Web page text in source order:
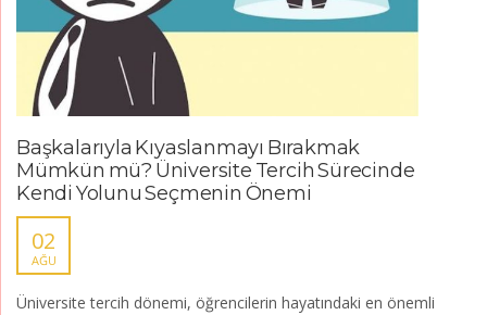
Başkalarıyla Kıyaslanmayı Bırakmak
Mümkün mü? Üniversite Tercih Sürecinde
Kendi Yolunu Seçmenin Önemi
02
AĞU
Üniversite tercih dönemi, öğrencilerin hayatındaki en önemli